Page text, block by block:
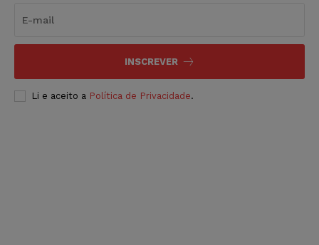
INSCREVER
Li e aceito a Política de Privacidade.